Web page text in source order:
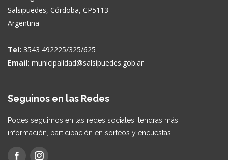
Salsipuedes, Córdoba, CP5113
Argentina
Tel: 3543 492225/325/625
Email: municipalidad@salsipuedes.gob.ar
Seguinos en las Redes
Podes seguirnos en las redes sociales, tendras más
información, participación en sorteos y encuestas.